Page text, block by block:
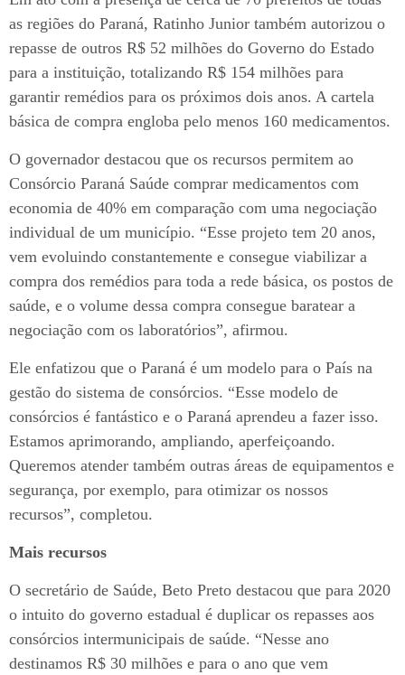
as regiões do Paraná, Ratinho Junior também autorizou o
repasse de outros R$ 52 milhões do Governo do Estado
para a instituição, totalizando R$ 154 milhões para
garantir remédios para os próximos dois anos. A cartela
básica de compra engloba pelo menos 160 medicamentos.
O governador destacou que os recursos permitem ao
Consórcio Paraná Saúde comprar medicamentos com
economia de 40% em comparação com uma negociação
individual de um município. “Esse projeto tem 20 anos,
vem evoluindo constantemente e consegue viabilizar a
compra dos remédios para toda a rede básica, os postos de
saúde, e o volume dessa compra consegue baratear a
negociação com os laboratórios”, afirmou.
Ele enfatizou que o Paraná é um modelo para o País na
gestão do sistema de consórcios. “Esse modelo de
consórcios é fantástico e o Paraná aprendeu a fazer isso.
Estamos aprimorando, ampliando, aperfeiçoando.
Queremos atender também outras áreas de equipamentos e
segurança, por exemplo, para otimizar os nossos
recursos”, completou.
Mais recursos
O secretário de Saúde, Beto Preto destacou que para 2020
o intuito do governo estadual é duplicar os repasses aos
consórcios intermunicipais de saúde. “Nesse ano
destinamos R$ 30 milhões e para o ano que vem